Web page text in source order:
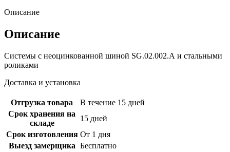
Описание
Описание
Системы с неоцинкованной шиной SG.02.002.А и стальными
роликами
Доставка и установка
Отгрузка товара
В течение 15 дней
Срок хранения на
складе
15 дней
Срок изготовления От 1 дня
Выезд замерщика Бесплатно